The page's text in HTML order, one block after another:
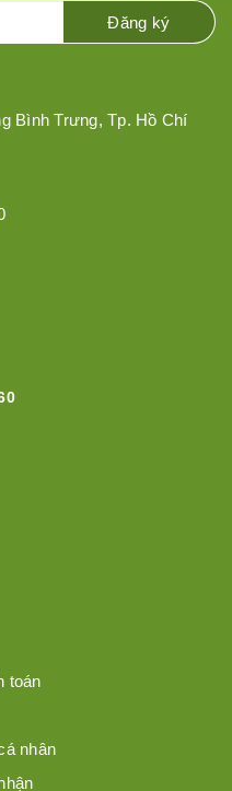
Đăng ký
Bình Trưng, Tp. Hồ Chí
toán
nhân